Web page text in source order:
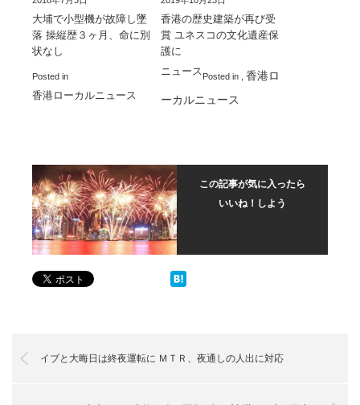
大埔で小型機が故障し墜
落 操縦歴３ヶ月、命に別
状なし
Posted in
香港ローカルニュース
香港の歴史建築が再び受
賞 ユネスコの文化遺産保
護に
Posted in
ニュース
香港ロ
ーカルニュース
この記事が気に入ったら
いいね！しよう
イブと大晦日は終夜運転に ＭＴＲ、夜通しの人出に対応